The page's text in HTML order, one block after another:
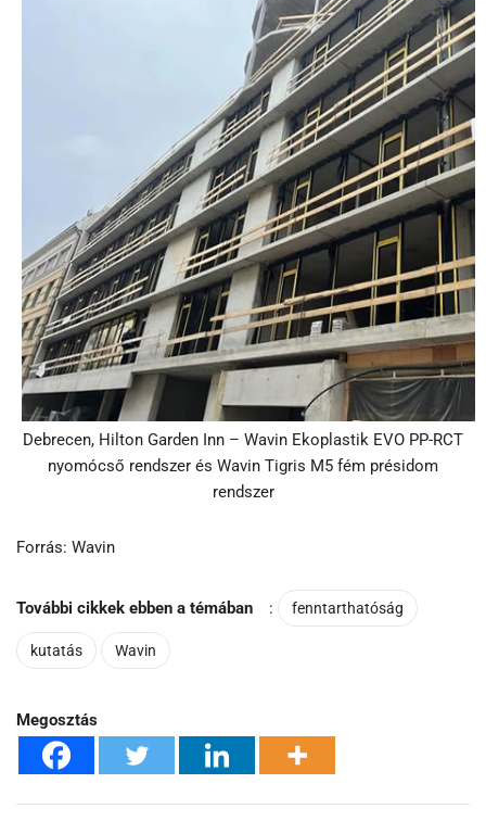
Debrecen, Hilton Garden Inn – Wavin Ekoplastik EVO PP-RCT
nyomócső rendszer és Wavin Tigris M5 fém présidom
rendszer
Forrás: Wavin
További cikkek ebben a témában : fenntarthatóság
kutatás Wavin
Megosztás